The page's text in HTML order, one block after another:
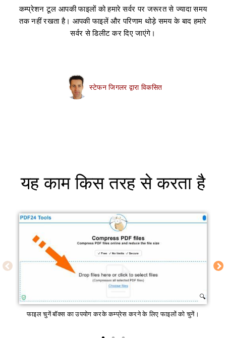
कम्प्रेशन टूल आपकी फाइलों को हमारे सर्वर पर जरूरत से ज्यादा समय
तक नहीं रखता है। आपकी फाइलें और परिणाम थोड़े समय के बाद हमारे
सर्वर से डिलीट कर दिए जाएंगे।
स्टेफन जिगलर द्वारा विकसित
यह काम किस तरह से करता है
फाइल चुनें बॉक्स का उपयोग करके कम्प्रेस करने के लिए फाइलों को चुनें।